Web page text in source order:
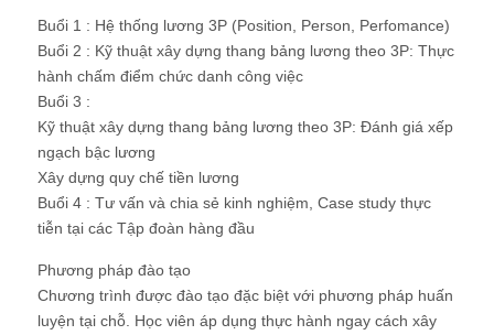
Buổi 1 : Hệ thống lương 3P (Position, Person, Perfomance)
Buổi 2 : Kỹ thuật xây dựng thang bảng lương theo 3P: Thực
hành chấm điểm chức danh công việc
Buổi 3 :
Kỹ thuật xây dựng thang bảng lương theo 3P: Đánh giá xếp
ngạch bậc lương
Xây dựng quy chế tiền lương
Buổi 4 : Tư vấn và chia sẻ kinh nghiệm, Case study thực
tiễn tại các Tập đoàn hàng đầu
Phương pháp đào tạo
Chương trình được đào tạo đặc biệt với phương pháp huấn
luyện tại chỗ. Học viên áp dụng thực hành ngay cách xây